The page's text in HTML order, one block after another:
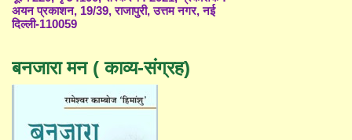
अयन प्रकाशन, 19/39, राजापुरी, उत्तम नगर, नई
दिल्ली-110059
बनजारा मन ( काव्य-संग्रह)